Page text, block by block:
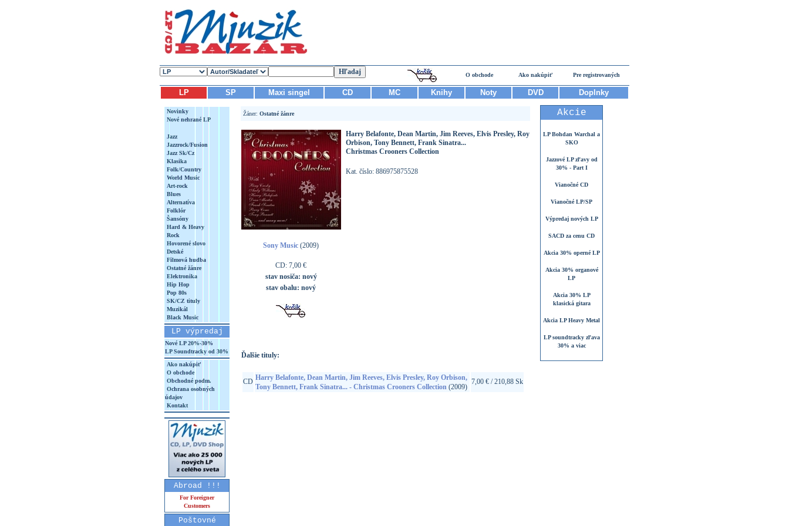
O obchode Ako nakúpiť Pre registrovaných
LP SP Maxi singel CD MC Knihy Noty DVD Doplnky
Novinky
Nové nehrané LP
Jazz
Jazzrock/Fusion
Jazz Sk/Cz
Klasika
Folk/Country
World Music
Art-rock
Blues
Alternatíva
Folklór
Šansóny
Hard & Heavy
Rock
Hovorené slovo
Detské
Filmová hudba
Ostatné žánre
Elektronika
Hip Hop
Pop 80s
SK/CZ tituly
Muzikál
Black Music
LP výpredaj
Nové LP 20%-30%
LP Soundtracky od 30%
Ako nakúpiť
O obchode
Obchodné podm.
Ochrana osobných
údajov
Kontakt
Abroad !!!
For Foreigner
Customers
Poštovné
Žáner: Ostatné žánre
Sony Music (2009)
CD: 7,00 €
stav nosiča: nový
stav obalu: nový
Harry Belafonte, Dean Martin, Jim Reeves, Elvis Presley, Roy
Orbison, Tony Bennett, Frank Sinatra...
Christmas Crooners Collection
Kat. číslo: 886975875528
Ďalšie tituly:
CD Harry Belafonte, Dean Martin, Jim Reeves, Elvis Presley, Roy Orbison,
Tony Bennett, Frank Sinatra... - Christmas Crooners Collection(2009)
7,00 € / 210,88 Sk
Akcie
LP Bohdan Warchal a
SKO
Jazzové LP zľavy od
30% - Part I
Vianočné CD
Vianočné LP/SP
Výpredaj nových LP
SACD za cenu CD
Akcia 30% operné LP
Akcia 30% organové
LP
Akcia 30% LP
klasická gitara
Akcia LP Heavy Metal
LP soundtracky zľava
30% a viac